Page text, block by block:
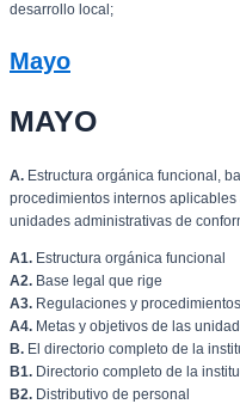
desarrollo local;
Mayo
MAYO
A. Estructura orgánica funcional,
procedimientos internos
unidades administrativas de
A1. Estructura orgánica funcional
A2. Base legal que rige
A3. Regulaciones y
A4. Metas y objetivos de las
B. El directorio completo de la
B1. Directorio completo de la
B2. Distributivo de personal